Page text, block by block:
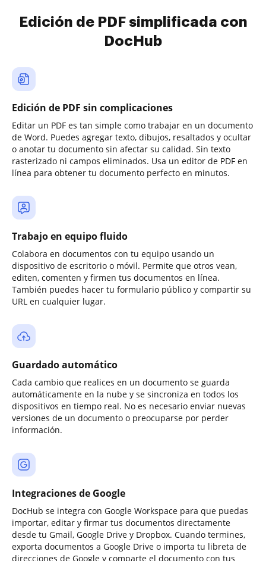
Edición de PDF simplificada con
DocHub
Edición de PDF sin complicaciones
Editar un PDF es tan simple como trabajar en un documento
de Word. Puedes agregar texto, dibujos, resaltados y ocultar
o anotar tu documento sin afectar su calidad. Sin texto
rasterizado ni campos eliminados. Usa un editor de PDF en
línea para obtener tu documento perfecto en minutos.
Trabajo en equipo fluido
Colabora en documentos con tu equipo usando un
dispositivo de escritorio o móvil. Permite que otros vean,
editen, comenten y firmen tus documentos en línea.
También puedes hacer tu formulario público y compartir su
URL en cualquier lugar.
Guardado automático
Cada cambio que realices en un documento se guarda
automáticamente en la nube y se sincroniza en todos los
dispositivos en tiempo real. No es necesario enviar nuevas
versiones de un documento o preocuparse por perder
información.
Integraciones de Google
DocHub se integra con Google Workspace para que puedas
importar, editar y firmar tus documentos directamente
desde tu Gmail, Google Drive y Dropbox. Cuando termines,
exporta documentos a Google Drive o importa tu libreta de
direcciones de Google y comparte el documento con tus